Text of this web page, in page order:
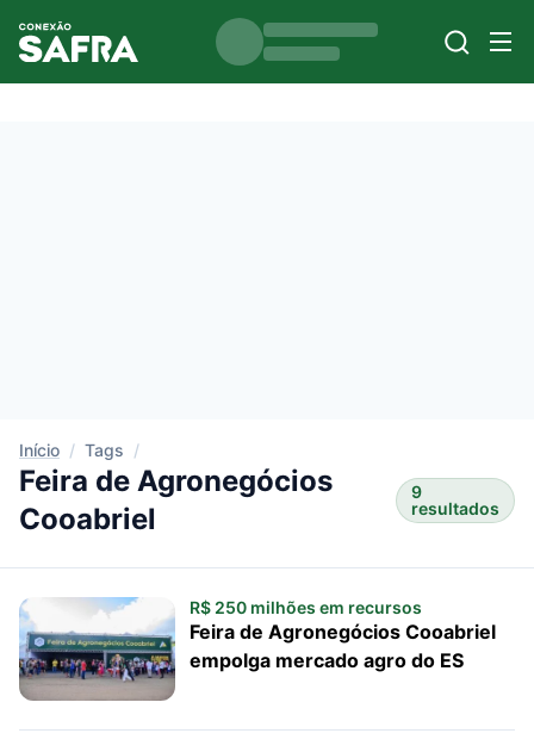
Início / Tags /
Feira de Agronegócios
Cooabriel
9
resultados
R$ 250 milhões em recursos
Feira de Agronegócios Cooabriel
empolga mercado agro do ES